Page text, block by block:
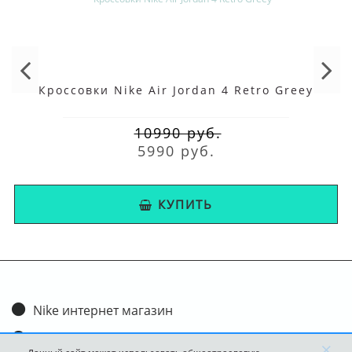
поддержку и защиту стопы.
Также, на язычке и задней части расположены логотипы бренда Nike и
Это универсальная обувь, которая может быть носится к различным
стилям одежды. Они отлично сочетаются с джинсами и футболкой, а
Кроссовки Nike Air Jordan 4 Retro Greey
10990 руб.
5990 руб.
КУПИТЬ
Nike интернет магазин
Доставка и оплата